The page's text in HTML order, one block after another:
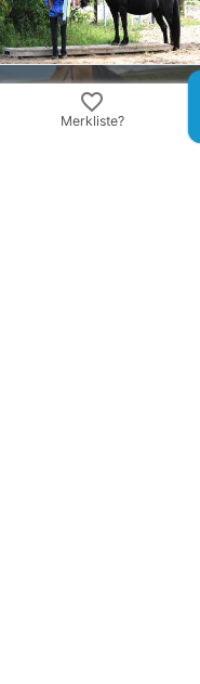
expand_circle_down
favorite_border
Merkliste?